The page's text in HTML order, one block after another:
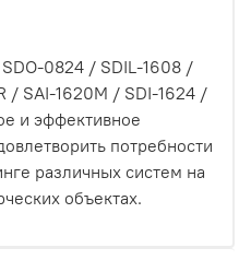
0824 / SDIL-1608 /
/ SAI-1620M / SDI-1624 /
и эффективное
потребности
различных систем на
объектах.